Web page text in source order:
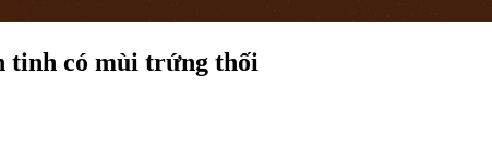
tinh có mùi trứng thối